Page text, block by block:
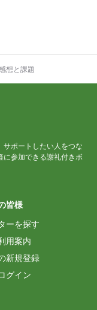
想と課題
サポートしたい人をつな
に参加できる謝礼付きボ
皆様
ーを探す
用案内
新規登録
グイン